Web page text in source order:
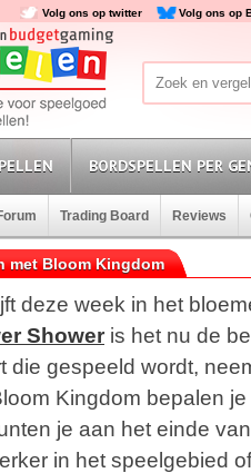
Volg ons op twitter Volg ons op
BORDSPELLEN PER
Trading Board Reviews
met Bloom Kingdom
deze week in het
Shower is het nu de
die gespeeld wordt,
Kingdom bepalen
je aan het einde
in het speelgebied